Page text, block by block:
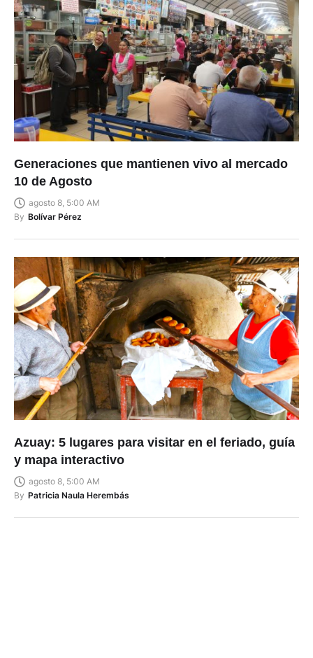
Generaciones que mantienen vivo al mercado
10 de Agosto
agosto 8, 5:00 AM
By Bolívar Pérez
Azuay: 5 lugares para visitar en el feriado, guía
y mapa interactivo
agosto 8, 5:00 AM
By Patricia Naula Herembás